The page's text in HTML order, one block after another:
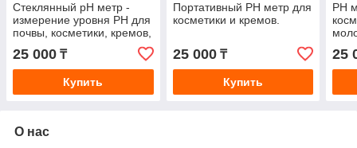
Стеклянный pH метр -
измерение уровня PH для
почвы, косметики, кремов,
молока, сыров
25 000 ₸
Купить
Портативный PH метр для
косметики и кремов.
25 000₸
Купить
PH
25
О нас